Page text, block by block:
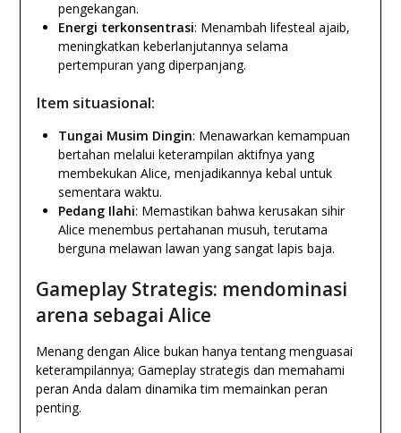
pengekangan.
Energi terkonsentrasi: Menambah lifesteal ajaib,
meningkatkan keberlanjutannya selama
pertempuran yang diperpanjang.
Item situasional:
Tungai Musim Dingin: Menawarkan kemampuan
bertahan melalui keterampilan aktifnya yang
membekukan Alice, menjadikannya kebal untuk
sementara waktu.
Pedang Ilahi: Memastikan bahwa kerusakan sihir
Alice menembus pertahanan musuh, terutama
berguna melawan lawan yang sangat lapis baja.
Gameplay Strategis: mendominasi
arena sebagai Alice
Menang dengan Alice bukan hanya tentang menguasai
keterampilannya; Gameplay strategis dan memahami
peran Anda dalam dinamika tim memainkan peran
penting.